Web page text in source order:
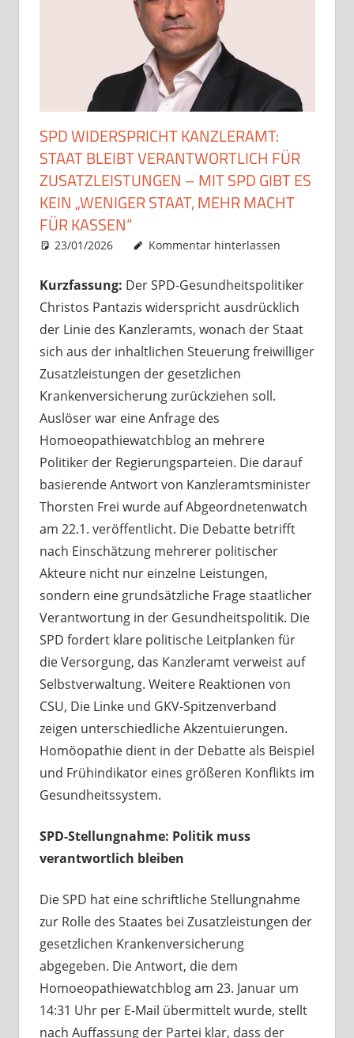
SPD WIDERSPRICHT KANZLERAMT:
STAAT BLEIBT VERANTWORTLICH FÜR
ZUSATZLEISTUNGEN – MIT SPD GIBT ES
KEIN „WENIGER STAAT, MEHR MACHT
FÜR KASSEN“
23/01/2026 Christian J. Becker
Uncategorized
Kommentar hinterlassen
Kurzfassung: Der SPD-Gesundheitspolitiker
Christos Pantazis widerspricht ausdrücklich
der Linie des Kanzleramts, wonach der Staat
sich aus der inhaltlichen Steuerung freiwilliger
Zusatzleistungen der gesetzlichen
Krankenversicherung zurückziehen soll.
Auslöser war eine Anfrage des
Homoeopathiewatchblog an mehrere
Politiker der Regierungsparteien. Die darauf
basierende Antwort von Kanzleramtsminister
Thorsten Frei wurde auf Abgeordnetenwatch
am 22.1. veröffentlicht. Die Debatte betrifft
nach Einschätzung mehrerer politischer
Akteure nicht nur einzelne Leistungen,
sondern eine grundsätzliche Frage staatlicher
Verantwortung in der Gesundheitspolitik. Die
SPD fordert klare politische Leitplanken für
die Versorgung, das Kanzleramt verweist auf
Selbstverwaltung. Weitere Reaktionen von
CSU, Die Linke und GKV-Spitzenverband
zeigen unterschiedliche Akzentuierungen.
Homöopathie dient in der Debatte als Beispiel
und Frühindikator eines größeren Konflikts im
Gesundheitssystem.
SPD-Stellungnahme: Politik muss
verantwortlich bleiben
Die SPD hat eine schriftliche Stellungnahme
zur Rolle des Staates bei Zusatzleistungen der
gesetzlichen Krankenversicherung
abgegeben. Die Antwort, die dem
Homoeopathiewatchblog am 23. Januar um
14:31 Uhr per E-Mail übermittelt wurde, stellt
nach Auffassung der Partei klar, dass der